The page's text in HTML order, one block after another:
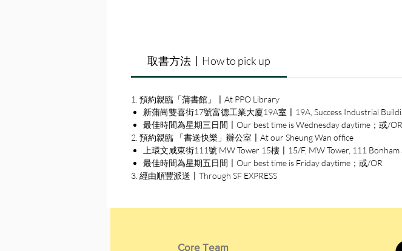
取書方法〡How to pick up
1. 預約親臨「蒲書館」〡At PPO Library
新蒲崗雙喜街17號富德工業大廈19A室〡19A, Success Industrial
最佳時間為星期三日間〡Our best time is Wednesday daytime；或/OR
2. 預約親臨 「書送快樂」辦公室〡At our Sheung Wan office
上環文咸東街111號 MW Tower 15樓〡15/F, MW Tower, 111 Bonham
最佳時間為星期五日間〡Our best time is Friday daytime；或/OR
3. 經由順豐派送〡Through SF EXPRESS
Core Team